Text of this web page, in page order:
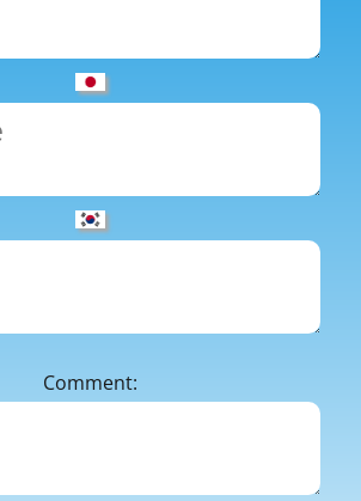
Comment: